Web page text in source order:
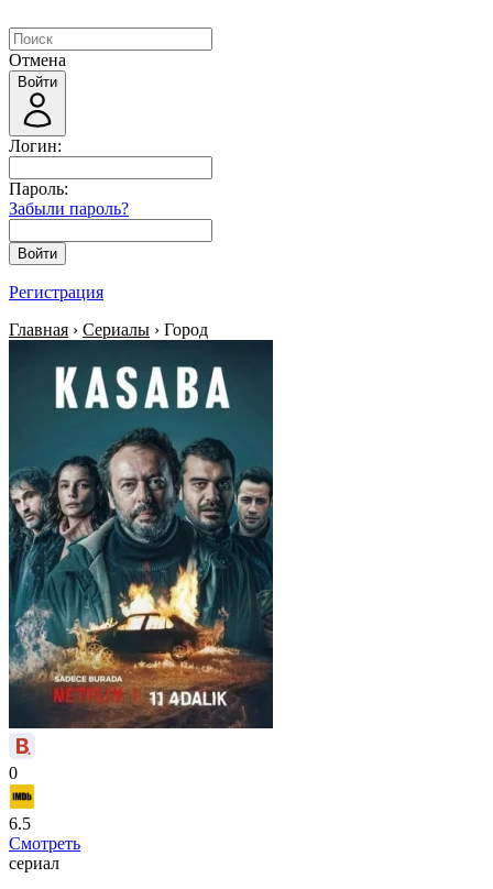
Отмена
Войти
Логин:
Пароль:
Забыли пароль?
Войти
Регистрация
Главная › Сериалы › Город
0
6.5
Смотреть
сериал